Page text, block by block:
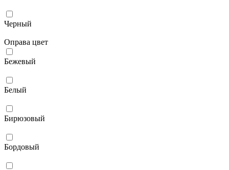
Черный
Оправа цвет
Бежевый
Белый
Бирюзовый
Бордовый